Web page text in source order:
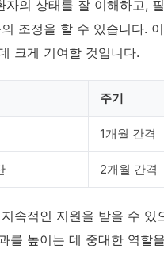
자의 상태를 잘 이해하고,
조정을 할 수 있습니다.
크게 기여할 것입니다.
주기
1개월 간격
2개월 간격
속적인 지원을 받을 수 있
를 높이는 데 중대한 역할